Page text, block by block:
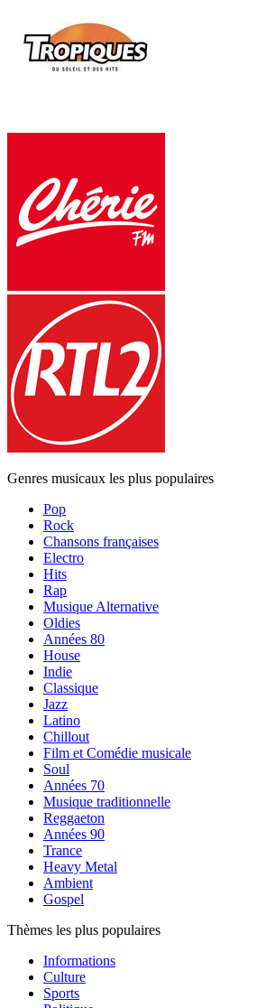
Genres musicaux les plus populaires
Pop
Rock
Chansons françaises
Electro
Hits
Rap
Musique Alternative
Oldies
Années 80
House
Indie
Classique
Jazz
Latino
Chillout
Film et Comédie musicale
Soul
Années 70
Musique traditionnelle
Reggaeton
Années 90
Trance
Heavy Metal
Ambient
Gospel
Thèmes les plus populaires
Informations
Culture
Sports